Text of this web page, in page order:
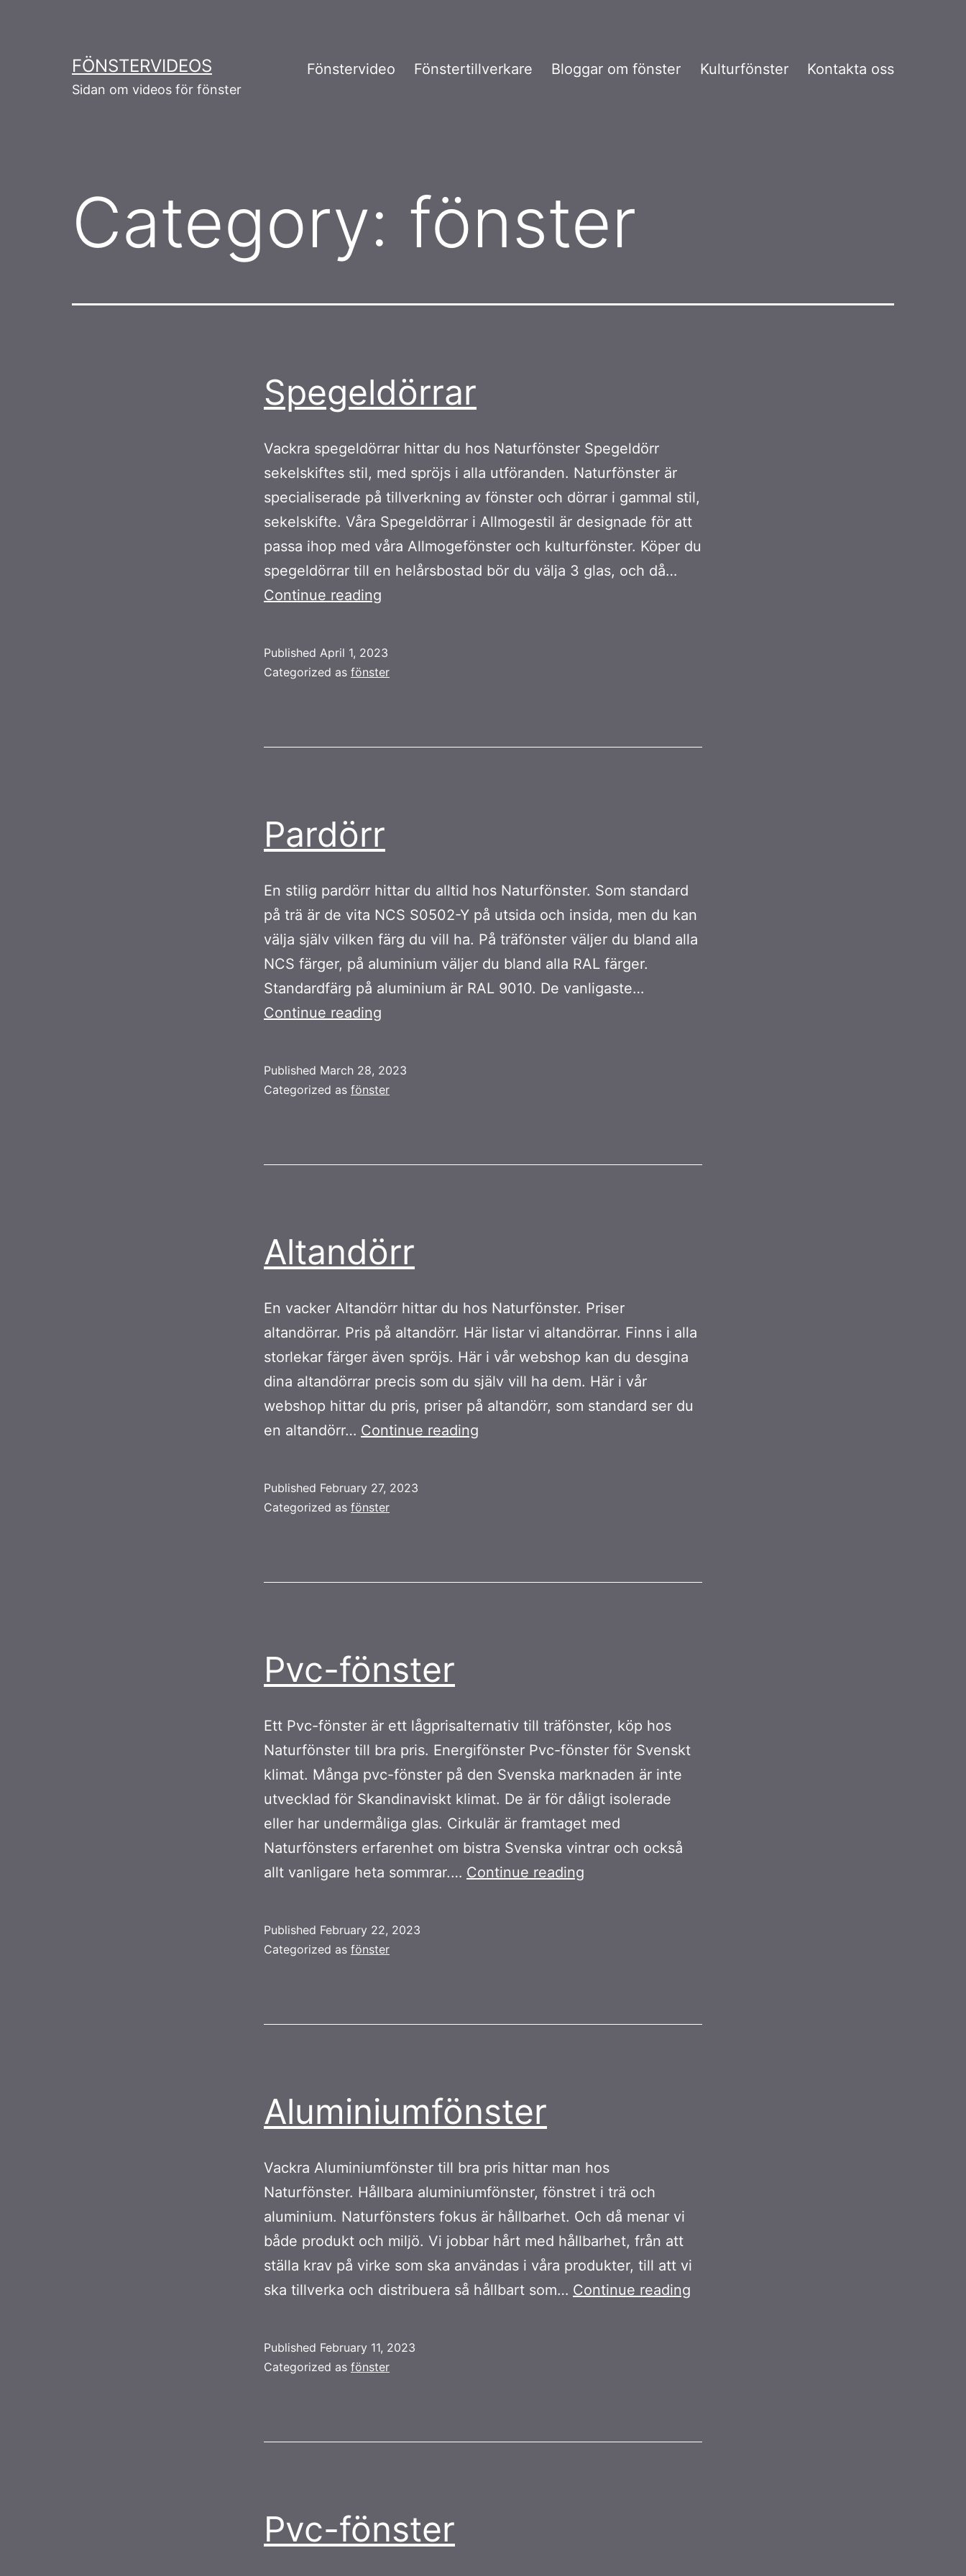
FÖNSTERVIDEOS
Sidan om videos för fönster
Fönstervideo Fönstertillverkare Bloggar om fönster Kulturfönster Kontakta oss
Category: fönster
Spegeldörrar
Vackra spegeldörrar hittar du hos Naturfönster Spegeldörr
sekelskiftes stil, med spröjs i alla utföranden. Naturfönster är
specialiserade på tillverkning av fönster och dörrar i gammal stil,
sekelskifte. Våra Spegeldörrar i Allmogestil är designade för att
passa ihop med våra Allmogefönster och kulturfönster. Köper du
spegeldörrar till en helårsbostad bör du välja 3 glas, och då…
Continue reading
Published April 1, 2023
Categorized as fönster
Pardörr
En stilig pardörr hittar du alltid hos Naturfönster. Som standard
på trä är de vita NCS S0502-Y på utsida och insida, men du kan
välja själv vilken färg du vill ha. På träfönster väljer du bland alla
NCS färger, på aluminium väljer du bland alla RAL färger.
Standardfärg på aluminium är RAL 9010. De vanligaste…
Continue reading
Published March 28, 2023
Categorized as fönster
Altandörr
En vacker Altandörr hittar du hos Naturfönster. Priser
altandörrar. Pris på altandörr. Här listar vi altandörrar. Finns i alla
storlekar färger även spröjs. Här i vår webshop kan du desgina
dina altandörrar precis som du själv vill ha dem. Här i vår
webshop hittar du pris, priser på altandörr, som standard ser du
en altandörr… Continue reading
Published February 27, 2023
Categorized as fönster
Pvc-fönster
Ett Pvc-fönster är ett lågprisalternativ till träfönster, köp hos
Naturfönster till bra pris. Energifönster Pvc-fönster för Svenskt
klimat. Många pvc-fönster på den Svenska marknaden är inte
utvecklad för Skandinaviskt klimat. De är för dåligt isolerade
eller har undermåliga glas. Cirkulär är framtaget med
Naturfönsters erfarenhet om bistra Svenska vintrar och också
allt vanligare heta sommrar.… Continue reading
Published February 22, 2023
Categorized as fönster
Aluminiumfönster
Vackra Aluminiumfönster till bra pris hittar man hos
Naturfönster. Hållbara aluminiumfönster, fönstret i trä och
aluminium. Naturfönsters fokus är hållbarhet. Och då menar vi
både produkt och miljö. Vi jobbar hårt med hållbarhet, från att
ställa krav på virke som ska användas i våra produkter, till att vi
ska tillverka och distribuera så hållbart som… Continue reading
Published February 11, 2023
Categorized as fönster
Pvc-fönster